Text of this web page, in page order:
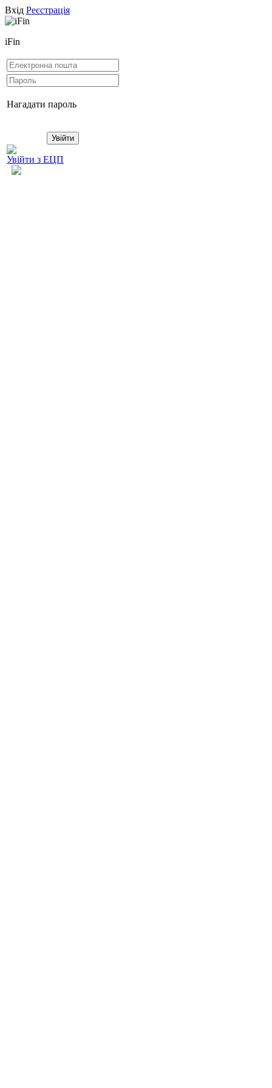
Вхід Реєстрація
iFin
Нагадати пароль
Увійти з ЕЦП